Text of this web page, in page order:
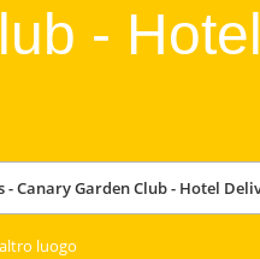
- Hotel
luogo